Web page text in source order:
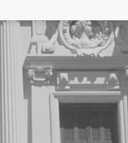
Actas
Reglamentos
Documentos